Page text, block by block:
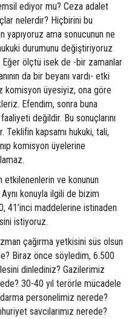
ediyor mu? Ceza adalet
nelerdir? Hiçbirini bu
yapıyoruz ama sonucunun ne
durumunu değiştiriyoruz
ölçtü isek de -bir zamanlar
da bir beyanı vardı- etki
komisyon üyesiyiz, ona göre
Efendim, sonra buna
değildir. Bu sonuçlarını
Teklifin kapsamı hukuki, tali,
komisyon üyelerine
etkilenenlerin ve konunun
Aynı konuyla ilgili de bizim
41’inci maddelerine istinaden
istiyoruz.
çağırma yetkisini süs olsun
Biraz önce söyledim, 6.500
dinlediniz? Gazilerimiz
30-40 yıl terörle mücadele
personelimiz nerede?
savcılarımız nerede?